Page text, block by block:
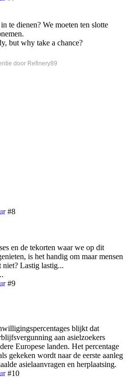
te dienen? We moeten ten slotte
but why take a chance?
door Refinery89
#8
en de tekorten waar we op dit
is het handig om maar mensen
Lastig lastig...
#9
blijkt dat
aan asielzoekers
Europese landen. Het percentage
gekeken wordt naar de eerste aanleg
asielaanvragen en herplaatsing.
#10